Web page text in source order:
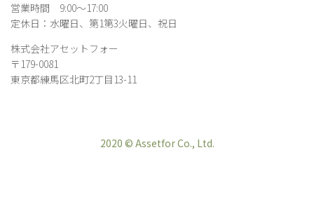
営業時間 9:00～17:00
定休日：水曜日、第1第3火曜日、祝日
株式会社アセットフォー
〒179-0081
東京都練馬区北町2丁目13-11
2020 © Assetfor Co., Ltd.